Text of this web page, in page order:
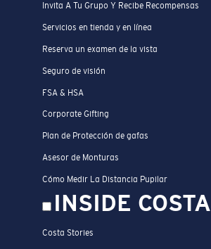
Invita A Tu Grupo Y Recibe Recompensas
Servicios en tienda y en línea
Reserva un examen de la vista
Seguro de visión
FSA & HSA
Corporate Gifting
Plan de Protección de gafas
Asesor de Monturas
Cómo Medir La Distancia Pupilar
INSIDE COSTA
Costa Stories